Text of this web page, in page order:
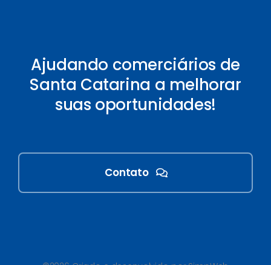
Ajudando comerciários de
Santa Catarina a melhorar
suas oportunidades!
Contato